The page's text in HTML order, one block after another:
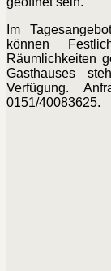
Im
können
Räumlichkeiten
Gasthauses
Verfügung.
0151/40083625.